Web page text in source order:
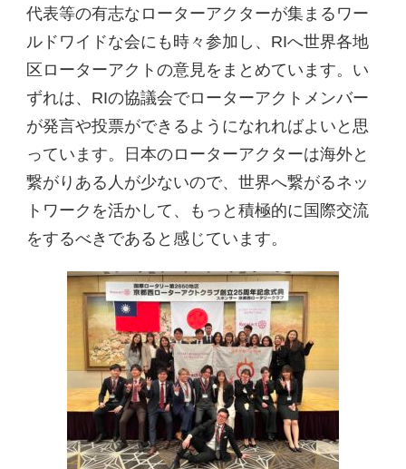
代表等の有志なローターアクターが集まるワー
ルドワイドな会にも時々参加し、RIへ世界各地
区ローターアクトの意見をまとめています。い
ずれは、RIの協議会でローターアクトメンバー
が発言や投票ができるようになれればよいと思
っています。日本のローターアクターは海外と
繋がりある人が少ないので、世界へ繋がるネッ
トワークを活かして、もっと積極的に国際交流
をするべきであると感じています。